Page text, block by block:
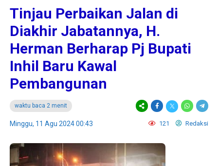
Tinjau Perbaikan Jalan di
Diakhir Jabatannya, H.
Herman Berharap Pj Bupati
Inhil Baru Kawal
Pembangunan
waktu baca 2 menit
Minggu, 11 Agu 2024 00:43 121 Redaksi